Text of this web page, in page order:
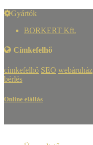
Gyártók
BORKERT Kft.
Címkefelhő
címkefelhő SEO webáruház
bérlés
Online elállás